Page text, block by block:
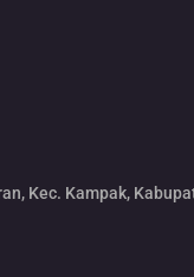
Kec. Kampak,